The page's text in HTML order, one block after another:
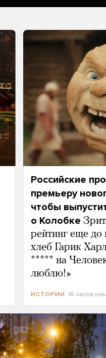
Российские
премьеру
чтобы
о Колобке
рейтинг еще
хлеб Гарик
***** на
люблю!»
ИСТОРИИ 16 часов